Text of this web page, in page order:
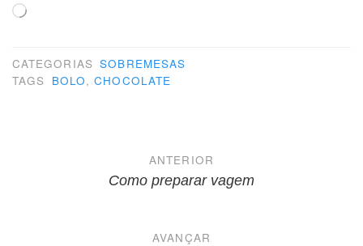
Carregando...
CATEGORIAS SOBREMESAS
TAGS BOLO,CHOCOLATE
NavegaçãoANTERIOR
Como preparar vagem
AVANÇAR